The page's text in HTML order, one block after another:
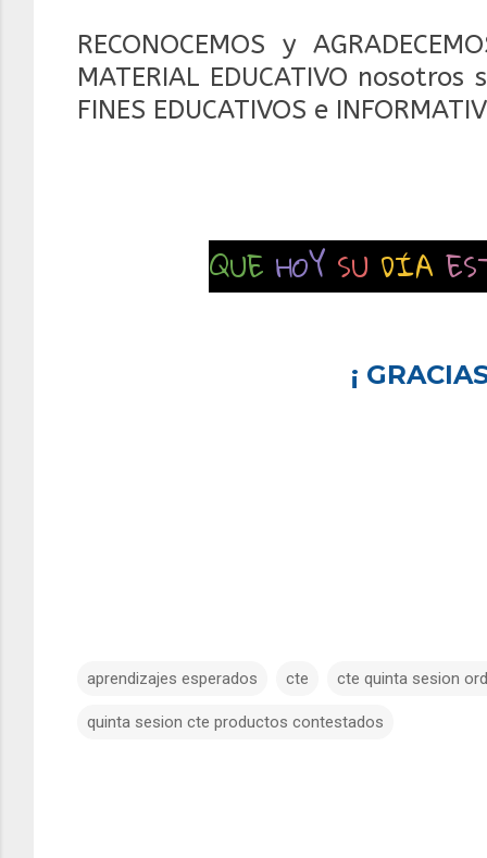
RECONOCEMOS y
MATERIAL EDUCATIVO
FINES EDUCATIVOS e
QUE HOY SU DÍA
¡
aprendizajes esperados cte cte quinta sesion
quinta sesion cte productos contestados